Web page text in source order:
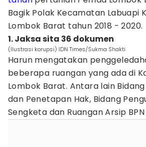
Bagik Polak Kecamatan Labuapi
Lombok Barat tahun 2018 - 2020.
1. Jaksa sita 36 dokumen
(Ilustrasi korupsi) IDN Times/Sukma Shakti
Harun mengatakan
beberapa ruangan yang ada di
Lombok Barat. Antara lain
dan Penetapan Hak, Bidang
Sengketa dan Ruangan Arsip